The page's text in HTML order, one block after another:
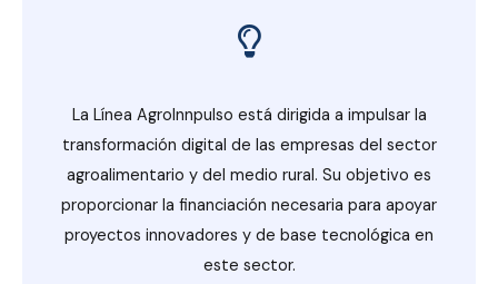
La Línea AgroInnpulso está dirigida a impulsar la
transformación digital de las empresas del sector
agroalimentario y del medio rural. Su objetivo es
proporcionar la financiación necesaria para apoyar
proyectos innovadores y de base tecnológica en
este sector.